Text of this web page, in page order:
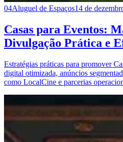
04Aluguel de Espaços14 de
Casas para Eventos:
Divulgação Prática e
Estratégias práticas para promover
digital otimizada, anúncios
como LocalCine e parcerias